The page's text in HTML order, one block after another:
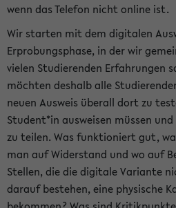
wenn das Telefon nicht online ist.
Wir starten mit dem digitalen
Erprobungsphase, in der wir
vielen Studierenden Erfahrungen
möchten deshalb alle
neuen Ausweis überall dort zu
Student*in ausweisen müssen
zu teilen. Was funktioniert gut,
man auf Widerstand und wo auf
Stellen, die die digitale Variante
darauf bestehen, eine physische